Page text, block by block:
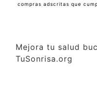
compras adscritas que
Mejora tu salud
TuSonrisa.org